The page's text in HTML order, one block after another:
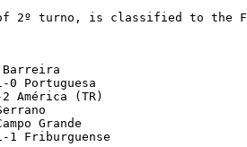
of 2º turno, is classified to the
Barreira
0 Portuguesa
América (TR)
Grande
1 Friburguense